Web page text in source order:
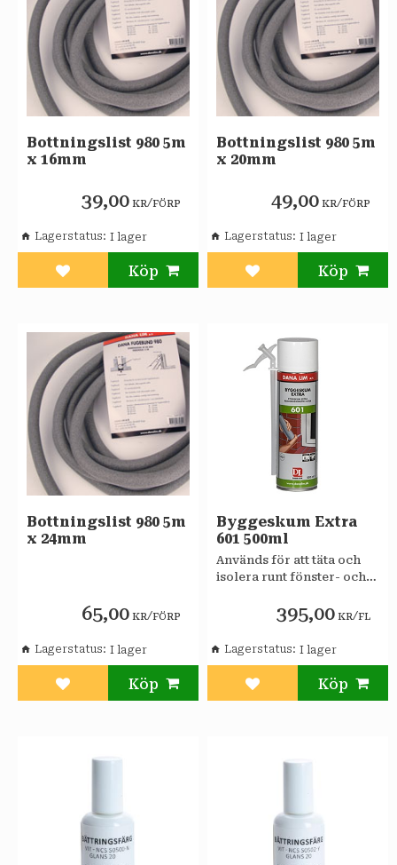
Bottningslist 980 5m
x 16mm
39,00 KR/FÖRP
Lägg till i favoriter
Lagerstatus
Bottningslist 980 5m
x 20mm
49,00 KR/FÖRP
Lägg till i favoriter
Lagerstatus
Bottningslist 980 5m
x 24mm
65,00 KR/FÖRP
Lägg till i favoriter
Lagerstatus
Byggeskum Extra
601 500ml
Används för att täta och
isolera runt fönster- och
rörgenomföringar, i
väggelement m.m.
395,00 KR/FL
Lägg till i favoriter
Lagerstatus